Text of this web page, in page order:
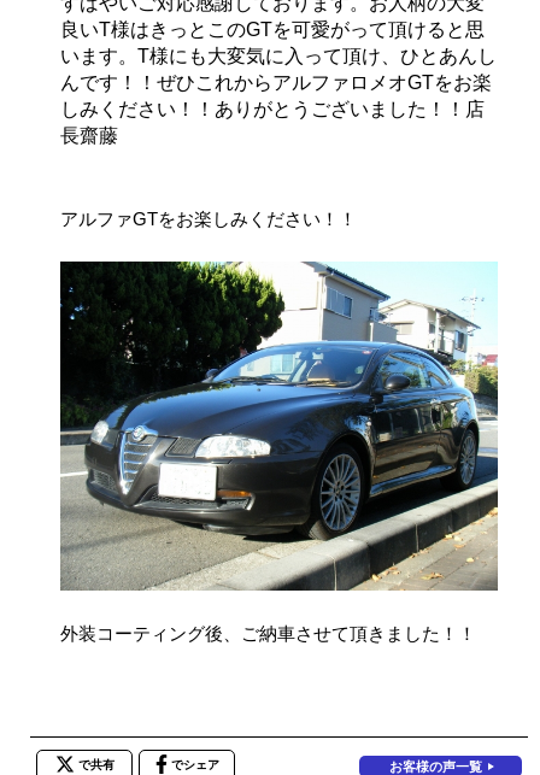
良いT様はきっとこのGTを可愛がって頂けると思
います。T様にも大変気に入って頂け、ひとあんし
んです！！ぜひこれからアルファロメオGTをお楽
しみください！！ありがとうございました！！店
長齋藤
アルファGTをお楽しみください！！
外装コーティング後、ご納車させて頂きました！！
で共有 でシェア お客様の声一覧